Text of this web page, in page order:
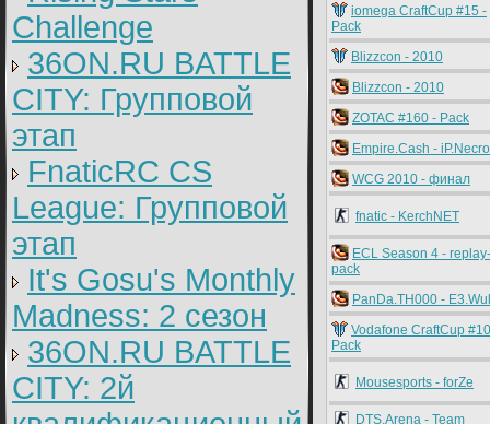
Challenge
36ON.RU BATTLE
CITY: Групповой
этап
FnaticRC CS
League: Групповой
этап
It's Gosu's Monthly
Madness: 2 сезон
36ON.RU BATTLE
CITY: 2й
iomega CraftCup #15 -
Pack
Blizzcon - 2010
Blizzcon - 2010
ZOTAC #160 - Pack
Empire.Cash -
WCG 2010 - финал
fnatic - KerchNET
ECL Season 4 - replay-
pack
PanDa.TH000 -
Vodafone CraftCup
Pack
Mousesports - forZe
DTS.Arena - Team